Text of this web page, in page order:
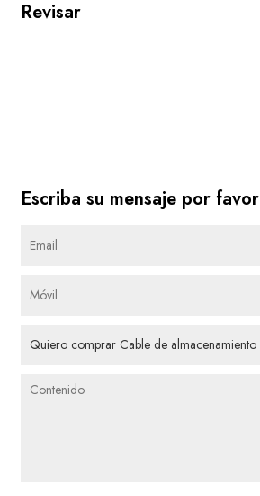
Revisar
Escriba su mensaje por favor